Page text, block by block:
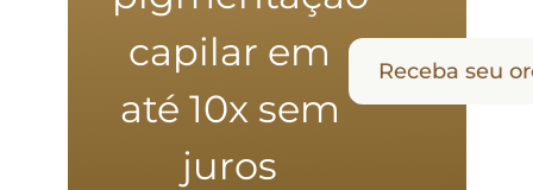
capilar em
até 10x sem
juros
Receba seu